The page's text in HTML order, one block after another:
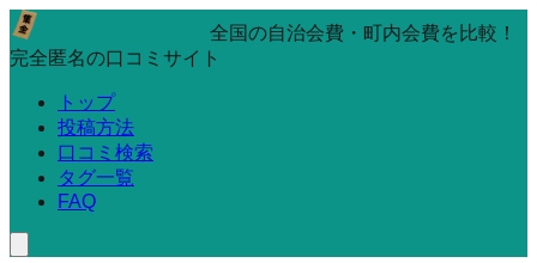
全国の自治会費・町内会費を比較！
完全匿名の口コミサイト
トップ
投稿方法
口コミ検索
タグ一覧
FAQ